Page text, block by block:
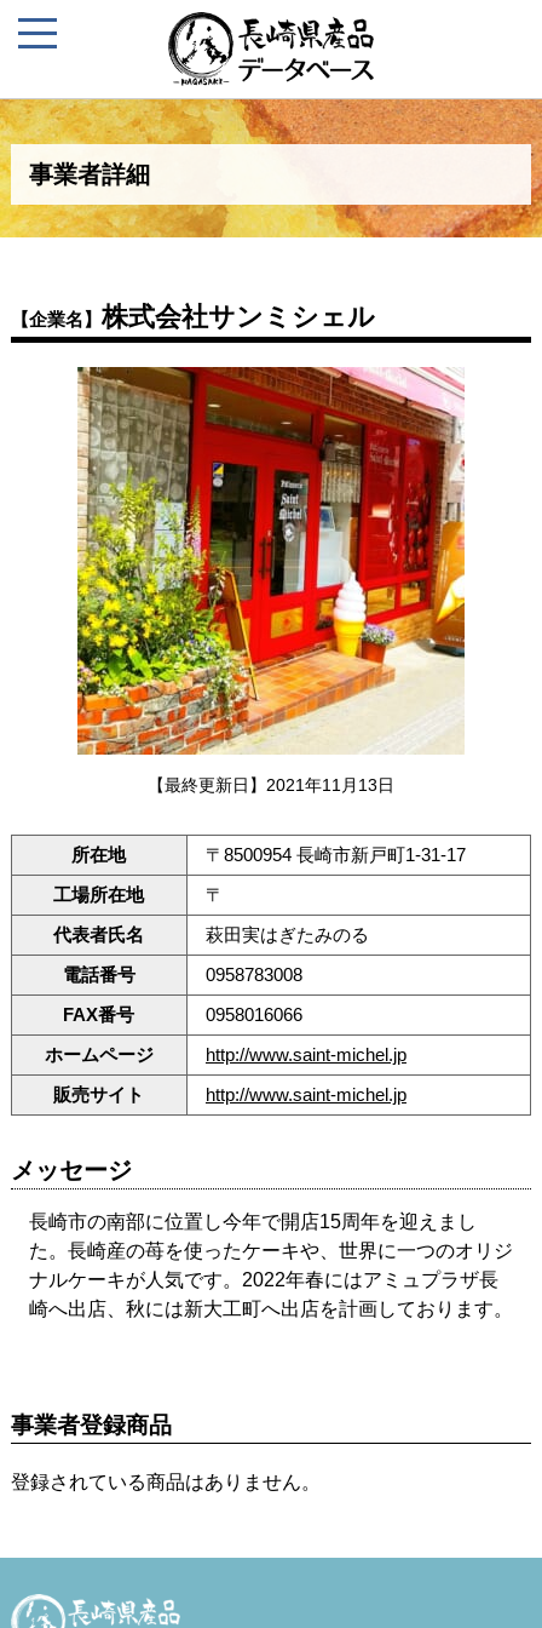
事業者詳細
【企業名】株式会社サンミシェル
【最終更新日】2021年11月13日
所在地
〒8500954 長崎市新戸町1-31-17
工場所在地
〒
代表者氏名
萩田実はぎたみのる
電話番号
0958783008
FAX番号
0958016066
ホームページ
http://www.saint-michel.jp
販売サイト
http://www.saint-michel.jp
メッセージ
長崎市の南部に位置し今年で開店15周年を迎えまし
た。長崎産の苺を使ったケーキや、世界に一つのオリジ
ナルケーキが人気です。2022年春にはアミュプラザ長
崎へ出店、秋には新大工町へ出店を計画しております。
事業者登録商品
登録されている商品はありません。